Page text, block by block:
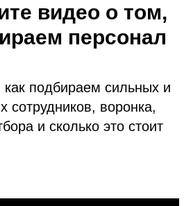
видео о том,
персонал
как подбираем сильных и
сотрудников, воронка,
и сколько это стоит